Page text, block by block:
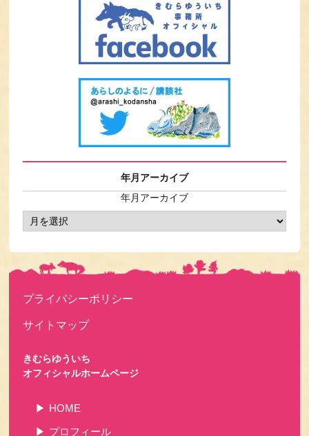
年月アーカイブ
年月アーカイブ
プライバシーポリシー
サイトマップ
きむらゆういち
オフィシャルホームページ
HOME
プロフィール